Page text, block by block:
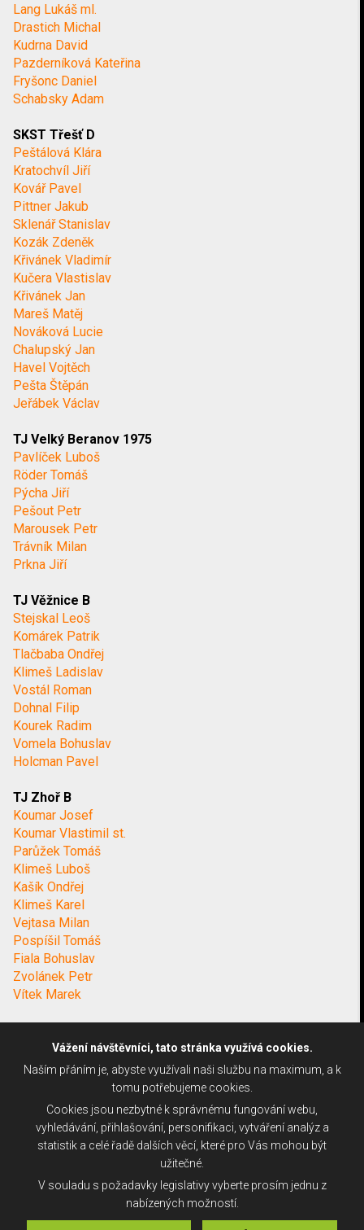
Lang Lukáš ml.
Drastich Michal
Kudrna David
Pazderníková Kateřina
Fryšonc Daniel
Schabsky Adam
SKST Třešť D
Peštálová Klára
Kratochvíl Jiří
Kovář Pavel
Pittner Jakub
Sklenář Stanislav
Kozák Zdeněk
Křivánek Vladimír
Kučera Vlastislav
Křivánek Jan
Mareš Matěj
Nováková Lucie
Chalupský Jan
Havel Vojtěch
Pešta Štěpán
Jeřábek Václav
TJ Velký Beranov 1975
Pavlíček Luboš
Röder Tomáš
Pýcha Jiří
Pešout Petr
Marousek Petr
Trávník Milan
Prkna Jiří
TJ Věžnice B
Stejskal Leoš
Komárek Patrik
Tlačbaba Ondřej
Klimeš Ladislav
Vostál Roman
Dohnal Filip
Kourek Radim
Vomela Bohuslav
Holcman Pavel
TJ Zhoř B
Koumar Josef
Koumar Vlastimil st.
Parůžek Tomáš
Klimeš Luboš
Kašík Ondřej
Klimeš Karel
Vejtasa Milan
Pospíšil Tomáš
Fiala Bohuslav
Zvolánek Petr
Vítek Marek
Vážení návštěvníci, tato stránka využívá cookies.
Naším přáním je, abyste využívali naši službu na maximum, a k
tomu potřebujeme cookies.
Cookies jsou nezbytné k správnému fungování webu,
vyhledávání, přihlašování, personifikaci, vytváření analýz a
statistik a celé řadě dalších věcí, které pro Vás mohou být
užitečné.
V souladu s požadavky legislativy vyberte prosím jednu z
nabízených možností.